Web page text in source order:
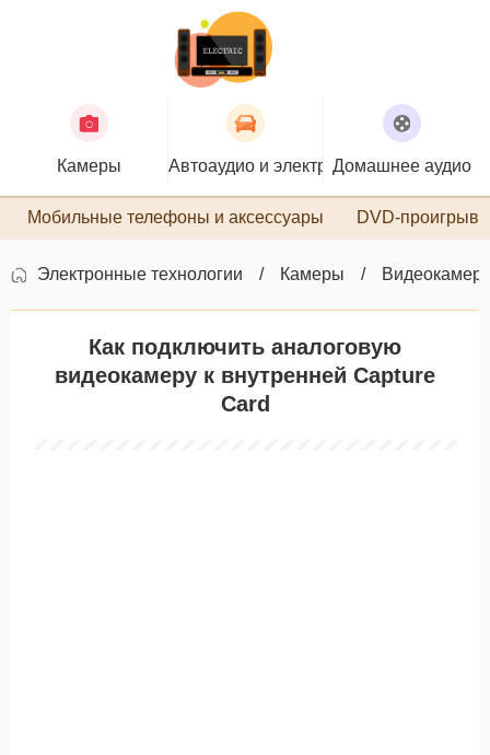
Камеры Автоаудио и электроникаДомашнее аудио
Мобильные телефоны и аксессуары DVD-
Электронные технологии Камеры
Как подключить аналоговую
видеокамеру к внутренней Capture
Card